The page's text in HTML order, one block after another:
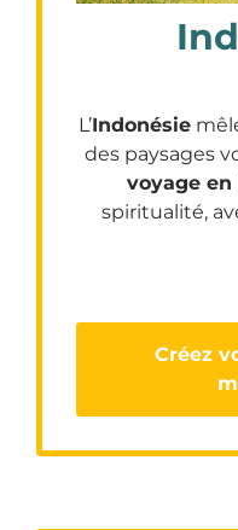
L’Indonésie
des paysages
voyage en
spiritualité,
Créez